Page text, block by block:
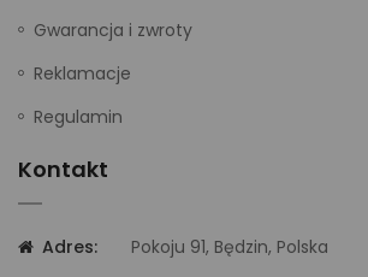
Gwarancja i zwroty
Reklamacje
Regulamin
Kontakt
Adres:
Pokoju 91, Będzin, Polska